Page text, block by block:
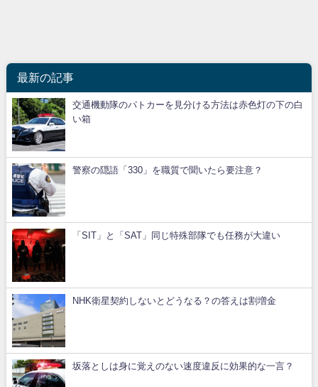
最新の記事
交通機動隊のパトカーを見分ける方法は赤色灯の下の白
い箱
警察の隠語「330」を職質で聞いたら要注意？
「SIT」と「SAT」同じ特殊部隊でも任務が大違い
NHK衛星契約しないとどうなる？の答えは割増金
坂落としは身に覚えのない速度違反に効果的な一言？